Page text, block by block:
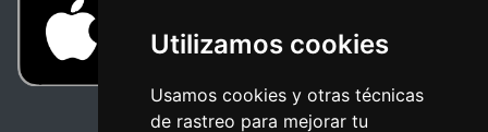
Utilizamos cookies
Usamos cookies y otras técnicas
de rastreo para mejorar tu